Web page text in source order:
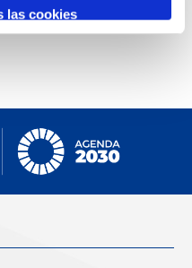
las cookies
found